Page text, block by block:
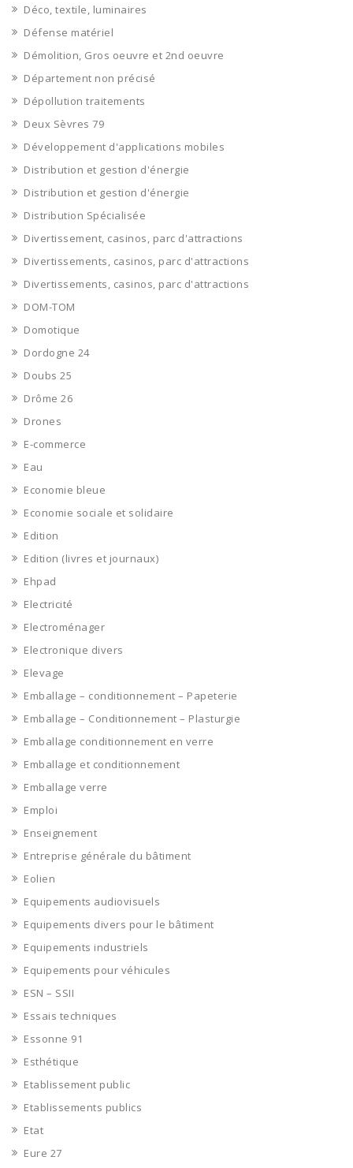
Déco, textile, luminaires
Défense matériel
Démolition, Gros oeuvre et 2nd oeuvre
Département non précisé
Dépollution traitements
Deux Sèvres 79
Développement d'applications mobiles
Distribution et gestion d'énergie
Distribution et gestion d'énergie
Distribution Spécialisée
Divertissement, casinos, parc d'attractions
Divertissements, casinos, parc d'attractions
Divertissements, casinos, parc d'attractions
DOM-TOM
Domotique
Dordogne 24
Doubs 25
Drôme 26
Drones
E-commerce
Eau
Economie bleue
Economie sociale et solidaire
Edition
Edition (livres et journaux)
Ehpad
Electricité
Electroménager
Electronique divers
Elevage
Emballage – conditionnement – Papeterie
Emballage – Conditionnement – Plasturgie
Emballage conditionnement en verre
Emballage et conditionnement
Emballage verre
Emploi
Enseignement
Entreprise générale du bâtiment
Eolien
Equipements audiovisuels
Equipements divers pour le bâtiment
Equipements industriels
Equipements pour véhicules
ESN – SSII
Essais techniques
Essonne 91
Esthétique
Etablissement public
Etablissements publics
Etat
Eure 27